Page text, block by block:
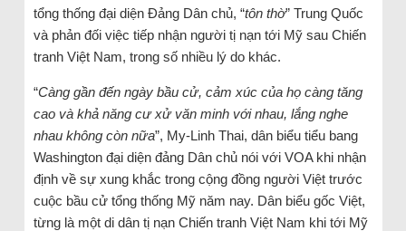
tổng thống đại diện Đảng Dân chủ, “tôn thờ” Trung Quốc
và phản đối việc tiếp nhận người tị nạn tới Mỹ sau Chiến
tranh Việt Nam, trong số nhiều lý do khác.
“Càng gần đến ngày bầu cử, cảm xúc của họ càng tăng
cao và khả năng cư xử văn minh với nhau, lắng nghe
nhau không còn nữa”, My-Linh Thai, dân biểu tiểu bang
Washington đại diện đảng Dân chủ nói với VOA khi nhận
định về sự xung khắc trong cộng đồng người Việt trước
cuộc bầu cử tổng thống Mỹ năm nay. Dân biểu gốc Việt,
từng là một di dân tị nạn Chiến tranh Việt Nam khi tới Mỹ